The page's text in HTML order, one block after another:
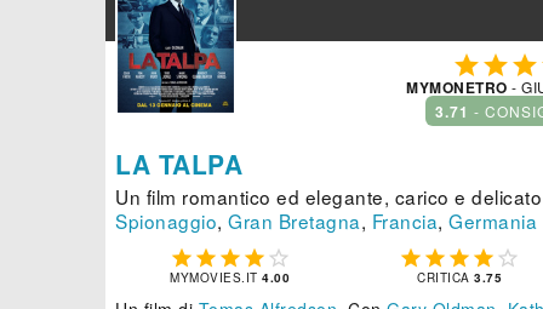

MYMONETRO -
3.71 -
LA TALPA
Un film romantico ed elegante, carico e
Spionaggio, Gran Bretagna, Francia, Germania
    
MYMOVIES.IT4.00
    
CRITICA3.75